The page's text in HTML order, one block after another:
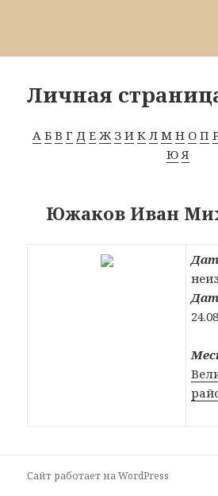
Личная
А Б В Г Д Е Ж З И К Л М Н О П
Ю Я
Южаков Иван
Сайт работает на WordPress